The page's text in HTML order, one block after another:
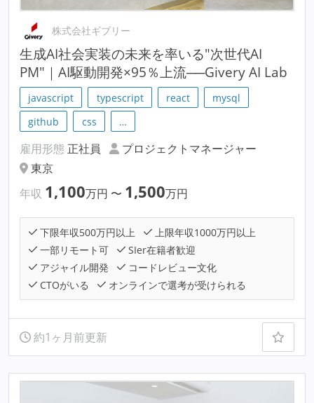
株式会社ギブリー
生成AI社会実装の未来を率いる"次世代AI
PM"｜AI駆動開発×95％上流──Givery AI Lab
javascript typescript react
mysql
github
css …
雇用形態 正社員
プロジェクトマネージャー
東京
年収 1,100万円 〜 1,500万円
下限年収500万円以上
上限年収1000万円以上
一部リモート可
SIer在籍者歓迎
アジャイル開発
コードレビュー文化
CTOがいる
オンラインで選考が受けられる
約1ヶ月前更新